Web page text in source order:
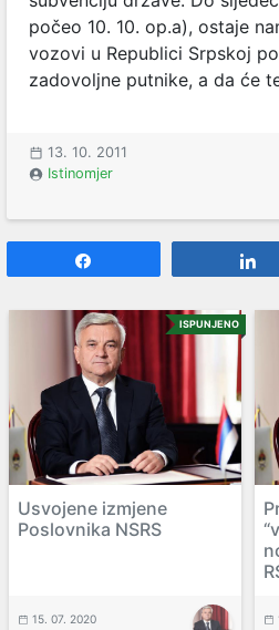
počeo 10. 10. op.a), ostaje
vozovi u Republici Srpskoj
zadovoljne putnike, a da će
13. 10. 2011
Istinomjer
ISPUNJENO
Usvojene izmjene
Poslovnika NSRS
15. 07. 2020